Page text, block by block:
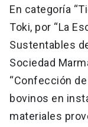
En categoría
Toki, por “La
Sustentables
Sociedad
“Confección
bovinos en
materiales